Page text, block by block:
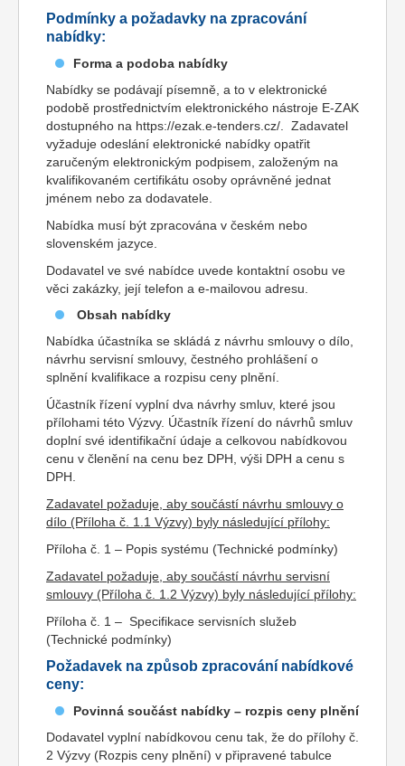
Podmínky a požadavky na zpracování
nabídky:
Forma a podoba nabídky
Nabídky se podávají písemně, a to v elektronické
podobě prostřednictvím elektronického nástroje E-ZAK
dostupného na https://ezak.e-tenders.cz/. Zadavatel
vyžaduje odeslání elektronické nabídky opatřit
zaručeným elektronickým podpisem, založeným na
kvalifikovaném certifikátu osoby oprávněné jednat
jménem nebo za dodavatele.
Nabídka musí být zpracována v českém nebo
slovenském jazyce.
Dodavatel ve své nabídce uvede kontaktní osobu ve
věci zakázky, její telefon a e-mailovou adresu.
Obsah nabídky
Nabídka účastníka se skládá z návrhu smlouvy o dílo,
návrhu servisní smlouvy, čestného prohlášení o
splnění kvalifikace a rozpisu ceny plnění.
Účastník řízení vyplní dva návrhy smluv, které jsou
přílohami této Výzvy. Účastník řízení do návrhů smluv
doplní své identifikační údaje a celkovou nabídkovou
cenu v členění na cenu bez DPH, výši DPH a cenu s
DPH.
Zadavatel požaduje, aby součástí návrhu smlouvy o
dílo (Příloha č. 1.1 Výzvy) byly následující přílohy:
Příloha č. 1 – Popis systému (Technické podmínky)
Zadavatel požaduje, aby součástí návrhu servisní
smlouvy (Příloha č. 1.2 Výzvy) byly následující přílohy:
Příloha č. 1 – Specifikace servisních služeb
(Technické podmínky)
Požadavek na způsob zpracování nabídkové
ceny:
Povinná součást nabídky – rozpis ceny plnění
Dodavatel vyplní nabídkovou cenu tak, že do přílohy č.
2 Výzvy (Rozpis ceny plnění) v připravené tabulce